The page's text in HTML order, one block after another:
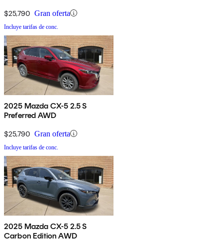
$25,790 Gran oferta
Incluye tarifas de conc.
2025 Mazda CX-5 2.5 S
Preferred AWD
$25,790 Gran oferta
Incluye tarifas de conc.
2025 Mazda CX-5 2.5 S
Carbon Edition AWD